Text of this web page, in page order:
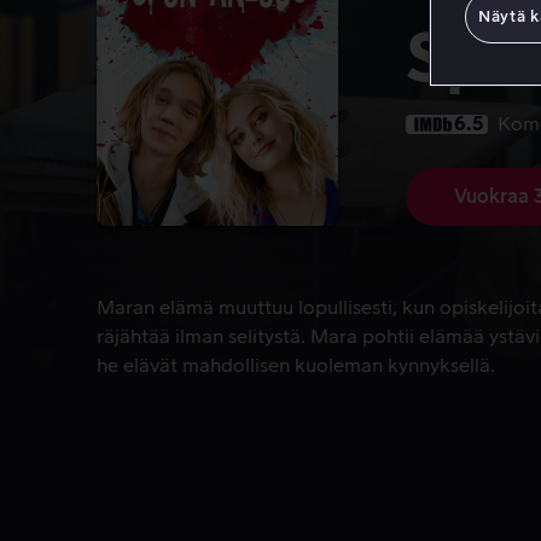
6.5
Vuokraa
Maran elämä muuttuu lopullisesti, kun
Maran elämä muuttuu lopullisesti, kun
räjähtää ilman selitystä. Mara pohtii elämää
he elävät mahdollisen kuoleman kynnyksellä.
Näytä